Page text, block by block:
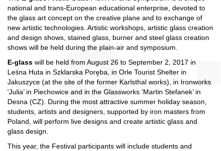
national and trans-European educational enterprise, devoted to
the glass art concept on the creative plane and to exchange of
new artistic technologies. Artistic workshops, artistic glass creation
and design shows, stained glass, burner and steel glass creation
shows will be held during the plain-air and symposium.
E-glass will be held from August 26 to September 2, 2017 in
Leśna Huta in Szklarska Poręba, in Orle Tourist Shelter in
Jakuszyce (at the site of the former Karlsthal works), in Ironworks
'Julia’ in Piechowice and in the Glassworks ‘Martin Stefanek’ in
Desna (CZ). During the most attractive summer holiday season,
students, artists and designers, supported by iron masters from
Poland, will perform live designs and create artistic glass and
glass design.
This year, the Festival participants will include students and